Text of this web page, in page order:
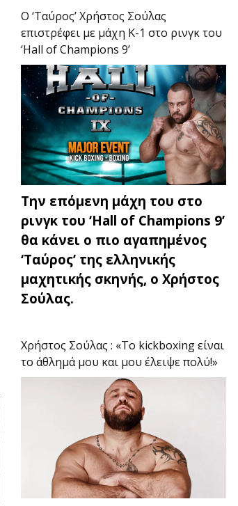
Ο ‘Ταύρος’ Χρήστος Σούλας
επιστρέφει με μάχη Κ-1 στο ρινγκ του
‘Hall of Champions 9’
Την επόμενη μάχη του στο
ρινγκ του ‘Hall of Champions 9’
θα κάνει ο πιο αγαπημένος
‘Ταύρος’ της ελληνικής
μαχητικής σκηνής, ο Χρήστος
Σούλας.
Χρήστος Σούλας : «To kickboxing είναι
το άθλημά μου και μου έλειψε πολύ!»